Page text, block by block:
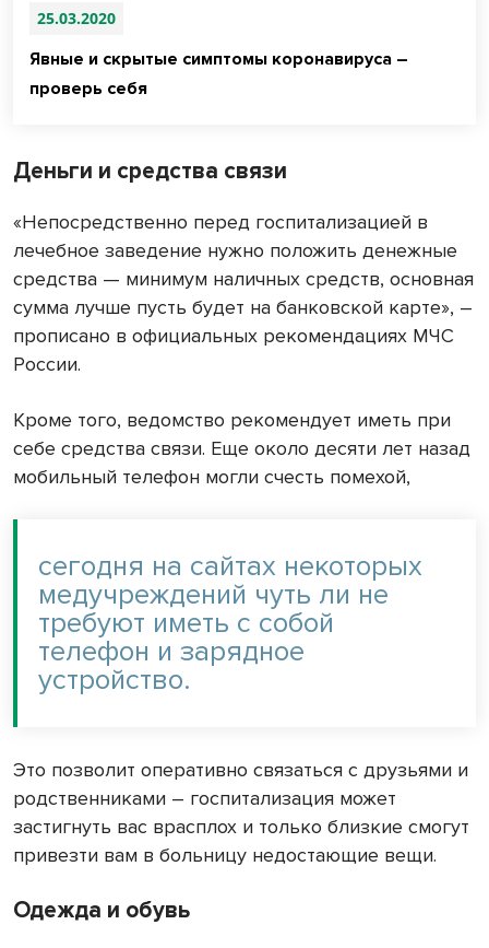
25.03.2020
Явные и скрытые симптомы коронавируса –
проверь себя
Деньги и средства связи
«Непосредственно перед госпитализацией в
лечебное заведение нужно положить денежные
средства — минимум наличных средств, основная
сумма лучше пусть будет на банковской карте», –
прописано в официальных рекомендациях МЧС
России.
Кроме того, ведомство рекомендует иметь при
себе средства связи. Еще около десяти лет назад
мобильный телефон могли счесть помехой,
сегодня на сайтах некоторых
медучреждений чуть ли не
требуют иметь с собой
телефон и зарядное
устройство.
Это позволит оперативно связаться с друзьями и
родственниками – госпитализация может
застигнуть вас врасплох и только близкие смогут
привезти вам в больницу недостающие вещи.
Одежда и обувь